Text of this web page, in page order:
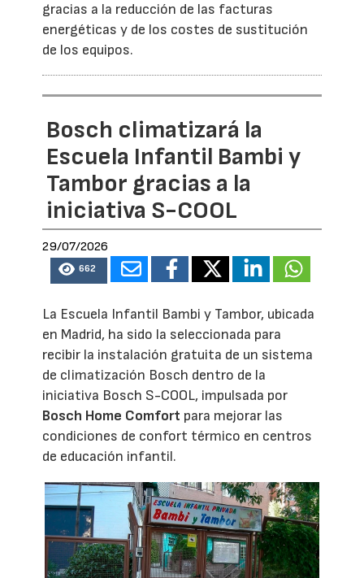
gracias a la reducción de las facturas
energéticas y de los costes de sustitución
de los equipos.
Bosch climatizará la
Escuela Infantil Bambi y
Tambor gracias a la
iniciativa S-COOL
29/07/2026
662
La Escuela Infantil Bambi y Tambor, ubicada
en Madrid, ha sido la seleccionada para
recibir la instalación gratuita de un sistema
de climatización Bosch dentro de la
iniciativa Bosch S-COOL, impulsada por
Bosch Home Comfort para mejorar las
condiciones de confort térmico en centros
de educación infantil.